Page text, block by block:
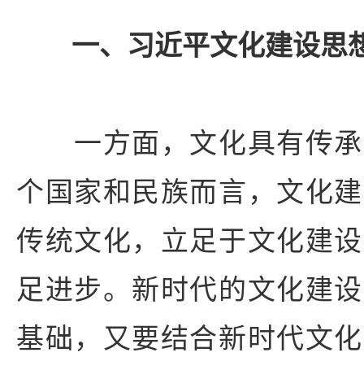
一、习近平文化建设思
一方面，文化具有传承
个国家和民族而言，文化
传统文化，立足于文化建
足进步。新时代的文化建
基础，又要结合新时代文